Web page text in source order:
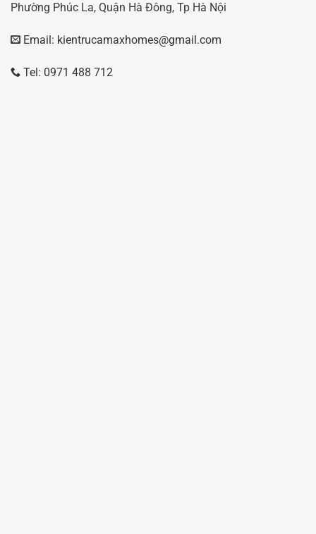
Phường Phúc La, Quận Hà Đông, Tp Hà Nội
Email: kientrucamaxhomes@gmail.com
Tel: 0971 488 712